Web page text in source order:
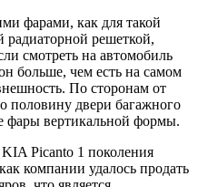
фарами, как для такой
радиаторной решеткой,
смотреть на автомобиль
больше, чем есть на самом
По сторонам от
половину двери багажного
фары вертикальной формы.
Picanto 1 поколения
компании удалось продать